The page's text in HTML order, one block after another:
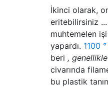
İkinci olarak,
eritebilirsiniz ...
muhtemelen
yapardı. 1100
beri , genellikle
civarında
bu plastik